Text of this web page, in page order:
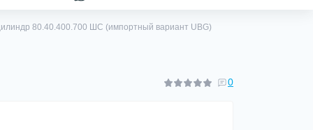
80.40.400.700 ШС (импортный вариант UBG)
0